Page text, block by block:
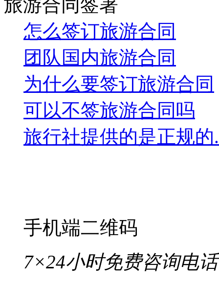
旅游合同签署
怎么签订旅游合同
团队国内旅游合同
为什么要签订旅游合同
可以不签旅游合同吗
旅行社提供的是正规的
手机端二维码
7×24小时免费咨询电话